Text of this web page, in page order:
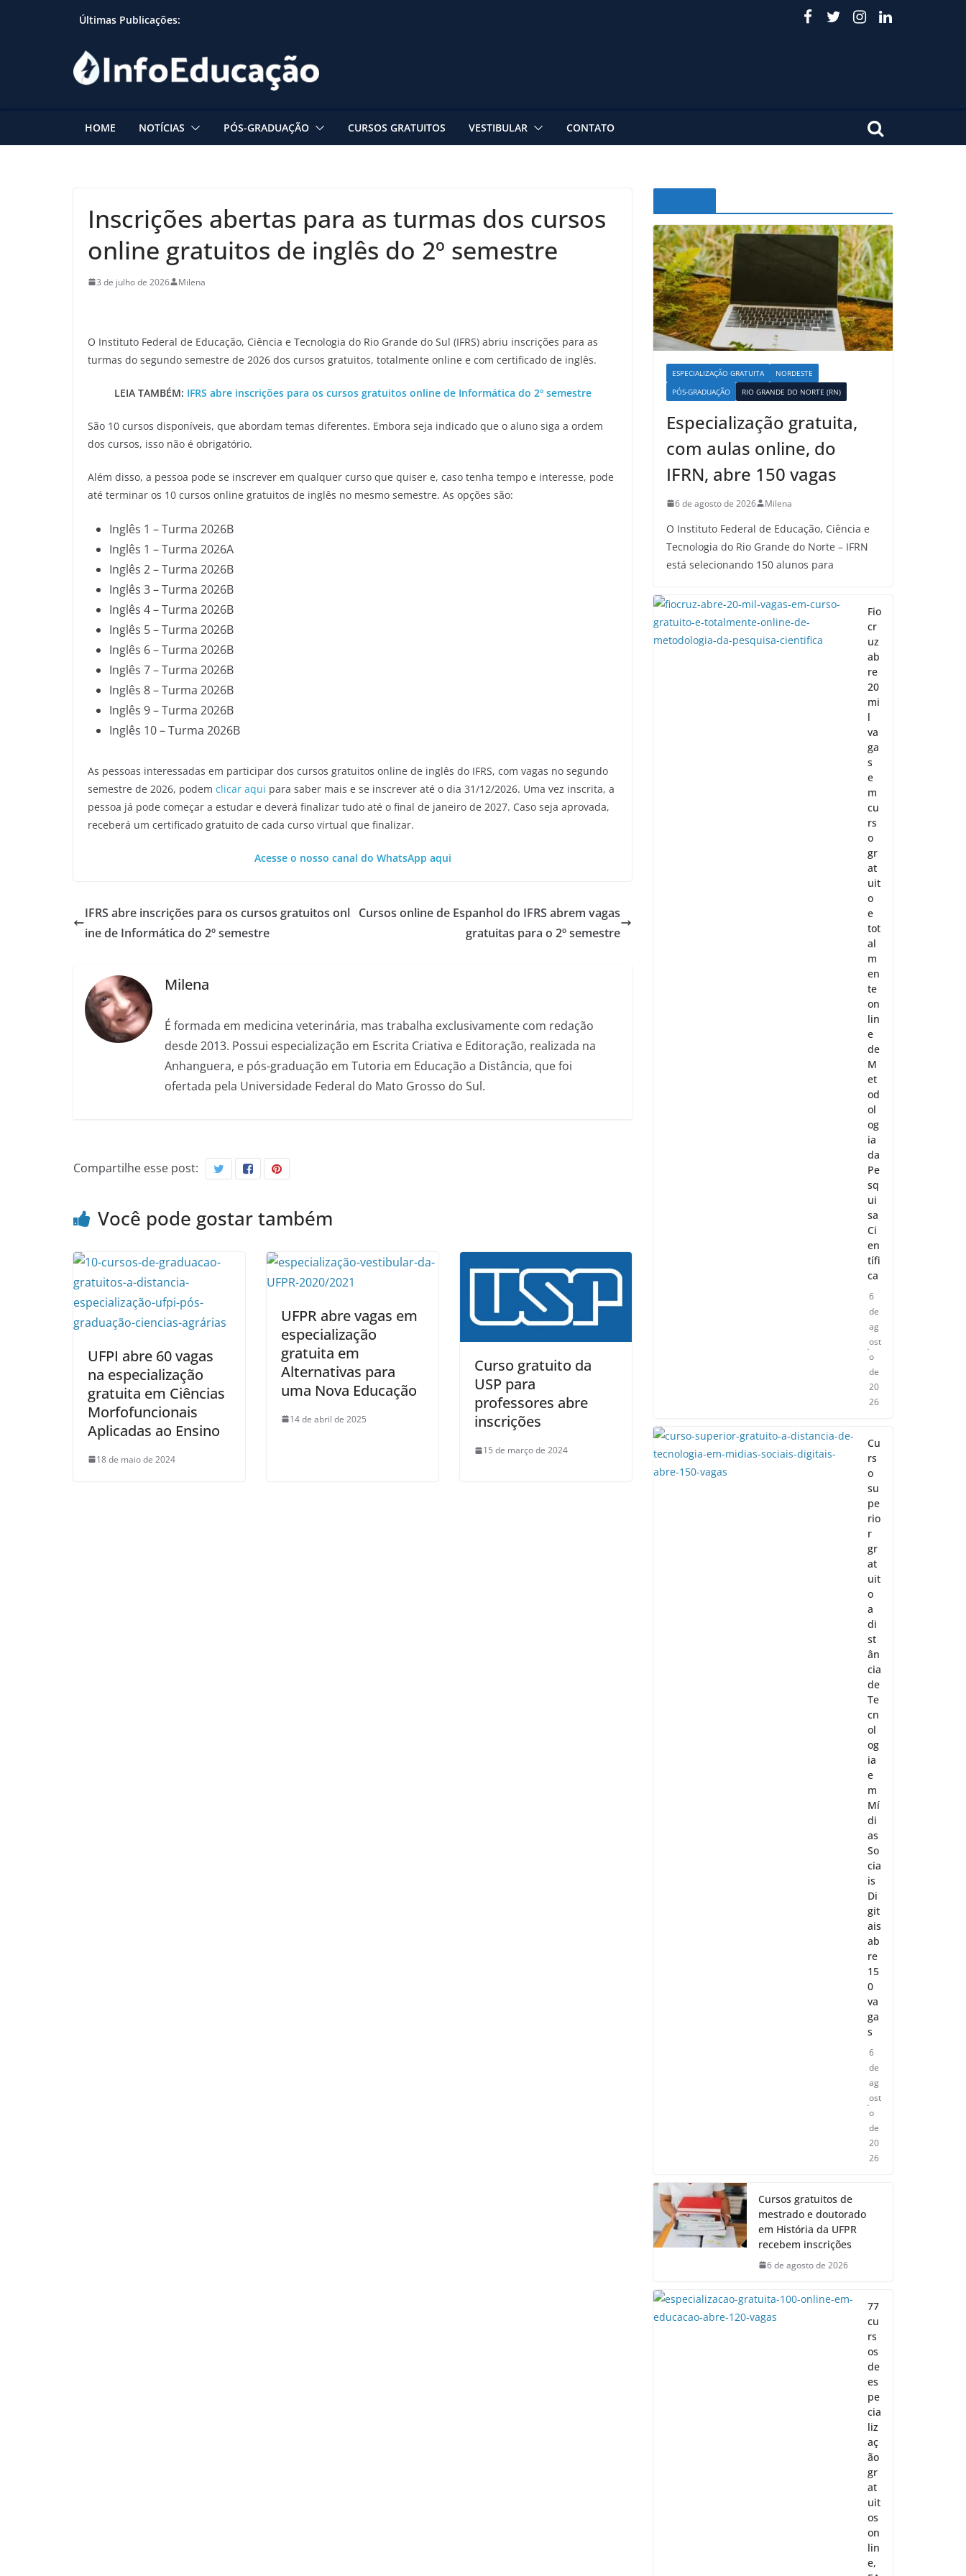
Últimas Publicações:
HOME NOTÍCIAS PÓS-GRADUAÇÃO CURSOS GRATUITOS VESTIBULAR CONTATO
Inscrições abertas para as turmas dos cursos
online gratuitos de inglês do 2º semestre
3 de julho de 2026 Milena
O Instituto Federal de Educação, Ciência e Tecnologia do Rio Grande do Sul (IFRS) abriu inscrições para as
turmas do segundo semestre de 2026 dos cursos gratuitos, totalmente online e com certificado de inglês.
LEIA TAMBÉM: IFRS abre inscrições para os cursos gratuitos online de Informática do 2º semestre
São 10 cursos disponíveis, que abordam temas diferentes. Embora seja indicado que o aluno siga a ordem
dos cursos, isso não é obrigatório.
Além disso, a pessoa pode se inscrever em qualquer curso que quiser e, caso tenha tempo e interesse, pode
até terminar os 10 cursos online gratuitos de inglês no mesmo semestre. As opções são:
Inglês 1 – Turma 2026B
Inglês 1 – Turma 2026A
Inglês 2 – Turma 2026B
Inglês 3 – Turma 2026B
Inglês 4 – Turma 2026B
Inglês 5 – Turma 2026B
Inglês 6 – Turma 2026B
Inglês 7 – Turma 2026B
Inglês 8 – Turma 2026B
Inglês 9 – Turma 2026B
Inglês 10 – Turma 2026B
As pessoas interessadas em participar dos cursos gratuitos online de inglês do IFRS, com vagas no segundo
semestre de 2026, podem clicar aqui para saber mais e se inscrever até o dia 31/12/2026. Uma vez inscrita, a
pessoa já pode começar a estudar e deverá finalizar tudo até o final de janeiro de 2027. Caso seja aprovada,
receberá um certificado gratuito de cada curso virtual que finalizar.
Acesse o nosso canal do WhatsApp aqui
IFRS abre inscrições para os cursos gratuitos onl
ine de Informática do 2º semestre
Cursos online de Espanhol do IFRS abrem vagas
gratuitas para o 2º semestre
Milena
É formada em medicina veterinária, mas trabalha exclusivamente com redação
desde 2013. Possui especialização em Escrita Criativa e Editoração, realizada na
Anhanguera, e pós-graduação em Tutoria em Educação a Distância, que foi
ofertada pela Universidade Federal do Mato Grosso do Sul.
Compartilhe esse post:
Você pode gostar também
UFPI abre 60 vagas
na especialização
gratuita em Ciências
Morfofuncionais
Aplicadas ao Ensino
18 de maio de 2024
UFPR abre vagas em
especialização
gratuita em
Alternativas para
uma Nova Educação
14 de abril de 2025
Curso gratuito da
USP para
professores abre
inscrições
15 de março de 2024
ESPECIALIZAÇÃO GRATUITA
NORDESTE
PÓS-GRADUAÇÃO
RIO GRANDE DO NORTE (RN)
Especialização gratuita,
com aulas online, do
IFRN, abre 150 vagas
6 de agosto de 2026 Milena
O Instituto Federal de Educação, Ciência e
Tecnologia do Rio Grande do Norte – IFRN
está selecionando 150 alunos para
Fio
cr
uz
ab
re
20
mi
l
va
ga
s
e
m
cu
rs
o
gr
at
uit
o
e
tot
al
m
en
te
on
lin
e
de
M
et
od
ol
og
ia
da
Pe
sq
ui
sa
Ci
en
tífi
ca
6
de
ag
ost
o
de
20
26
Cu
rs
o
su
pe
rio
r
gr
at
uit
o
a
di
st
ân
cia
de
Te
cn
ol
og
ia
e
m
Mí
di
as
So
cia
is
Di
git
ais
ab
re
15
0
va
ga
s
6
de
ag
ost
o
de
20
26
Cursos gratuitos de
mestrado e doutorado
em História da UFPR
recebem inscrições
6 de agosto de 2026
77
cu
rs
os
de
es
pe
cia
liz
aç
ão
gr
at
uit
os
on
lin
e,